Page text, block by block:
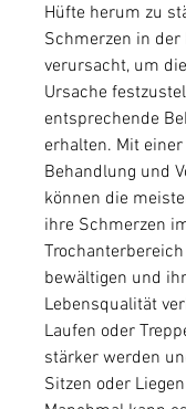
Hüfte herum zu
Schmerzen in der
verursacht, um
Ursache
entsprechende
erhalten. Mit
Behandlung und
können die
ihre Schmerzen
bewältigen und
Lebensqualität
Laufen oder
stärker werden
Sitzen oder